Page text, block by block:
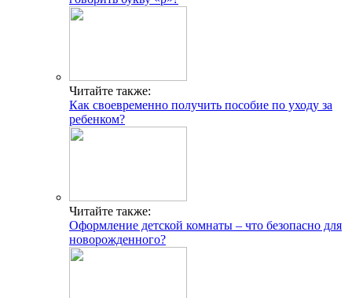
Читайте также:
Как своевременно получить пособие по уходу за
ребенком?
Читайте также:
Оформление детской комнаты – что безопасно для
новорожденного?